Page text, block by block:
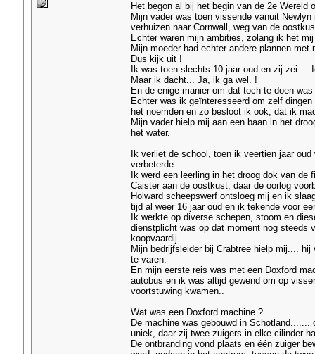
Het begon al bij het begin van de 2e Wereld
Mijn vader was toen vissende vanuit
verhuizen naar Cornwall, weg van de
Echter waren mijn ambities, zolang ik het
Mijn moeder had echter andere plannen
Dus kijk uit !
Ik was toen slechts 10 jaar oud en zij
Maar ik dacht... Ja, ik ga wel. !
En de enige manier om dat toch te doen
Echter was ik geïnteresseerd om zelf
het noemden en zo besloot ik ook, dat ik
Mijn vader hielp mij aan een baan in het
het water.
Ik verliet de school, toen ik veertien jaar
verbeterde.
Ik werd een leerling in het droog dok van
Caister aan de oostkust, daar de oorlog
Holward scheepswerf ontsloeg mij en ik
tijd al weer 16 jaar oud en ik tekende voor
Ik werkte op diverse schepen, stoom en
dienstplicht was op dat moment nog steeds
koopvaardij..
Mijn bedrijfsleider bij Crabtree hielp mij....
te varen.
En mijn eerste reis was met een Doxford
autobus en ik was altijd gewend om op
voortstuwing kwamen..
Wat was een Doxford machine ?
De machine was gebouwd in
uniek, daar zij twee zuigers in elke cilinder
De ontbranding vond plaats en één zuiger